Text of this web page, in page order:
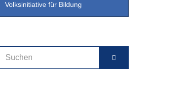
Volksinitiative für Bildung